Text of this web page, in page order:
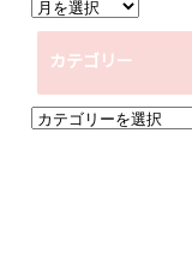
ア
イ
ブ
カテゴリー
カ